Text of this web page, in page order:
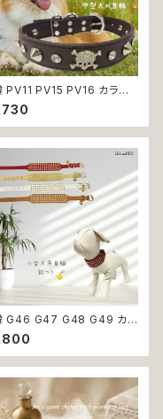
PV11 PV15 PV16 カラー
ブラウン ブラック 骨 ボ
スタッズ ゴールド ストーン
dog 中型犬 散歩 犬 ペッ
G46 G47 G48 G49 カラ
クセサリー 鈴付き ストーン
犬 犬 猫 犬服 猫服 犬の服
服 ペット 返品交換不可